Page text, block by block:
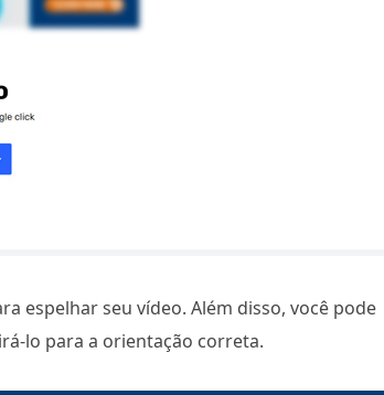
espelhar seu vídeo. Além disso, você pode
lo para a orientação correta.